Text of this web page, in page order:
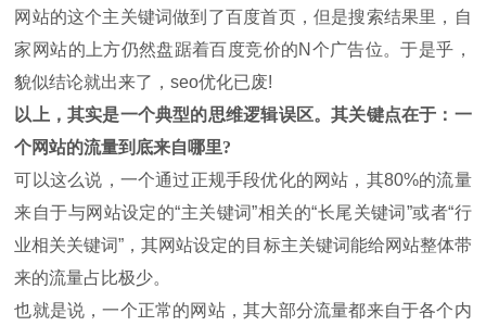
网站的这个主关键词做到了百度首页，但是搜索结果里，自
家网站的上方仍然盘踞着百度竞价的N个广告位。于是乎，
貌似结论就出来了，seo优化已废!
以上，其实是一个典型的思维逻辑误区。其关键点在于：一
个网站的流量到底来自哪里?
可以这么说，一个通过正规手段优化的网站，其80%的流量
来自于与网站设定的“主关键词”相关的“长尾关键词”或者“行
业相关关键词”，其网站设定的目标主关键词能给网站整体带
来的流量占比极少。
也就是说，一个正常的网站，其大部分流量都来自于各个内